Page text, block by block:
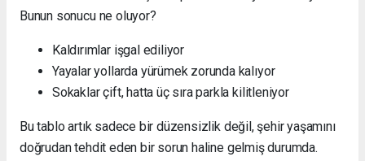
Bunun sonucu ne oluyor?
Kaldırımlar işgal ediliyor
Yayalar yollarda yürümek zorunda kalıyor
Sokaklar çift, hatta üç sıra parkla kilitleniyor
Bu tablo artık sadece bir düzensizlik değil, şehir yaşamını
doğrudan tehdit eden bir sorun haline gelmiş durumda.